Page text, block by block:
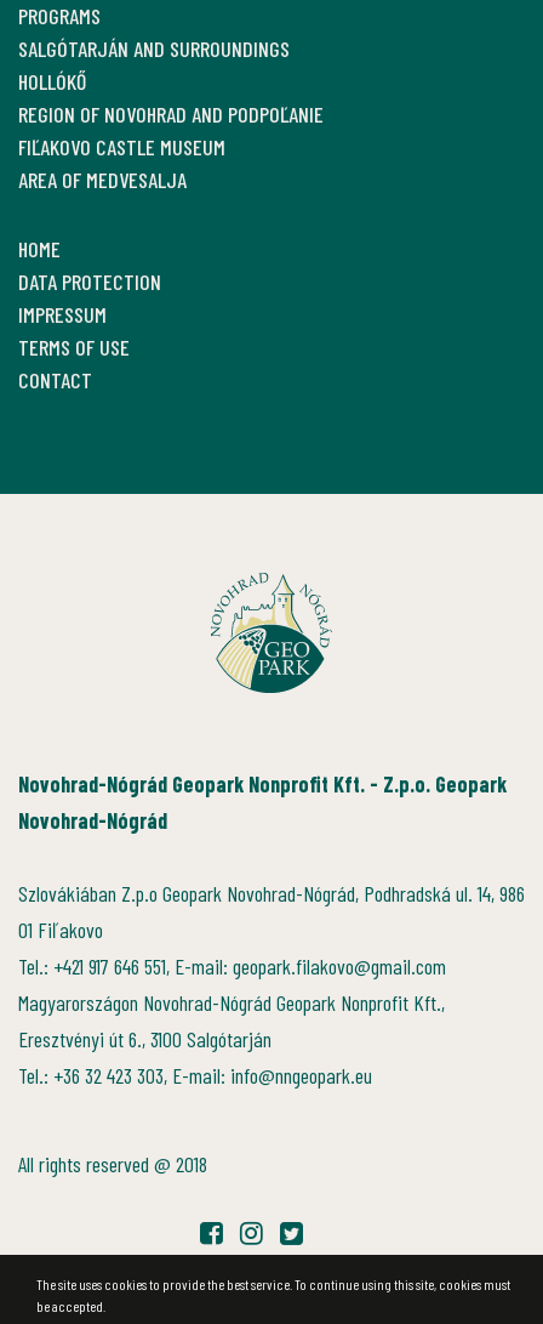
PROGRAMS
SALGÓTARJÁN AND SURROUNDINGS
HOLLÓKŐ
REGION OF NOVOHRAD AND PODPOĽANIE
FIĽAKOVO CASTLE MUSEUM
AREA OF MEDVESALJA
HOME
DATA PROTECTION
IMPRESSUM
TERMS OF USE
CONTACT
Novohrad-Nógrád Geopark Nonprofit Kft. - Z.p.o. Geopark
Novohrad-Nógrád
Szlovákiában Z.p.o Geopark Novohrad-Nógrád, Podhradská ul. 14, 986
01 Fiľakovo
Tel.: +421 917 646 551, E-mail: geopark.filakovo@gmail.com
Magyarországon Novohrad-Nógrád Geopark Nonprofit Kft.,
Eresztvényi út 6., 3100 Salgótarján
Tel.: +36 32 423 303, E-mail: info@nngeopark.eu
All rights reserved @ 2018
The site uses cookies to provide the best service. To continue using this site, cookies must
be accepted.